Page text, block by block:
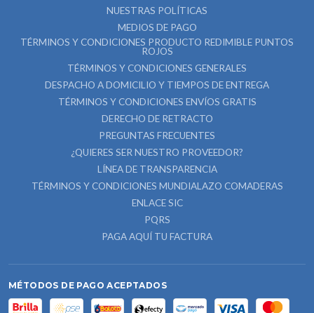
NUESTRAS POLÍTICAS
MEDIOS DE PAGO
TÉRMINOS Y CONDICIONES PRODUCTO REDIMIBLE PUNTOS
ROJOS
TÉRMINOS Y CONDICIONES GENERALES
DESPACHO A DOMICILIO Y TIEMPOS DE ENTREGA
TÉRMINOS Y CONDICIONES ENVÍOS GRATIS
DERECHO DE RETRACTO
PREGUNTAS FRECUENTES
¿QUIERES SER NUESTRO PROVEEDOR?
LÍNEA DE TRANSPARENCIA
TÉRMINOS Y CONDICIONES MUNDIALAZO COMADERAS
ENLACE SIC
PQRS
PAGA AQUÍ TU FACTURA
MÉTODOS DE PAGO ACEPTADOS